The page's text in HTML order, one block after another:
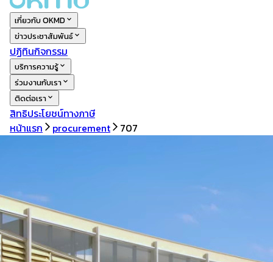
เกี่ยวกับ OKMD
ข่าวประชาสัมพันธ์
ปฏิทินกิจกรรม
บริการความรู้
ร่วมงานกับเรา
ติดต่อเรา
สิทธิประโยชน์ทางภาษี
หน้าแรก
procurement 707